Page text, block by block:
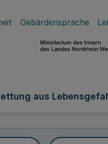
Gebärdensprache
aus